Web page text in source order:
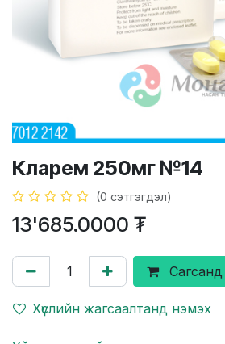
Кларем 250мг №14
(0 сэтгэгдэл)
13'685.0000 ₮
Хүслийн жагсаалтанд нэмэх